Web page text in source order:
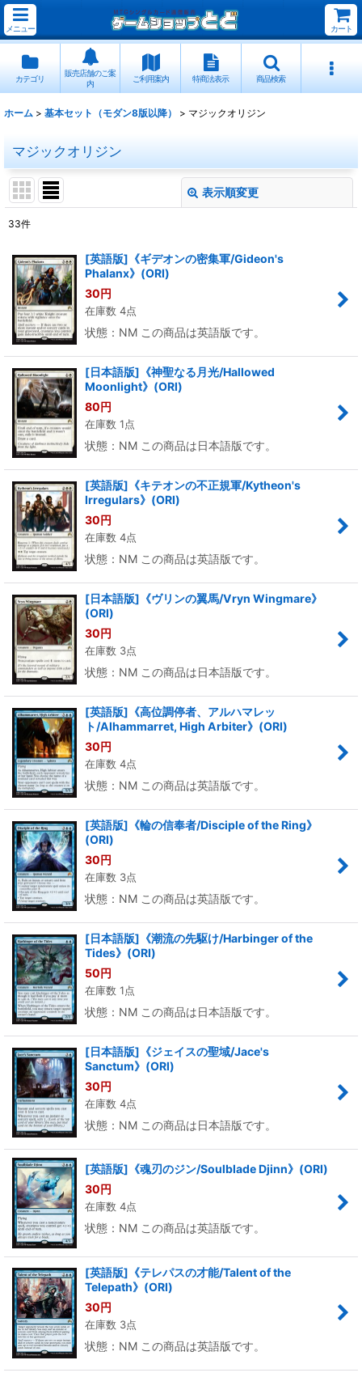
メニュー カート
カテゴリ
販売店舗のご案
内
ご利用案内 特商法表示 商品検索
ホーム > 基本セット（モダン8版以降） > マジックオリジン
マジックオリジン
表示順変更
並び順:
絞り込む
33件
[英語版]《ギデオンの密集軍/Gideon's
Phalanx》(ORI)
30円
在庫数 4点
状態：NM この商品は英語版です。
[日本語版]《神聖なる月光/Hallowed
Moonlight》(ORI)
80円
在庫数 1点
状態：NM この商品は日本語版です。
[英語版]《キテオンの不正規軍/Kytheon's
Irregulars》(ORI)
30円
在庫数 4点
状態：NM この商品は英語版です。
[日本語版]《ヴリンの翼馬/Vryn Wingmare》
(ORI)
30円
在庫数 3点
状態：NM この商品は日本語版です。
[英語版]《高位調停者、アルハマレッ
ト/Alhammarret, High Arbiter》(ORI)
30円
在庫数 4点
状態：NM この商品は英語版です。
[英語版]《輪の信奉者/Disciple of the Ring》
(ORI)
30円
在庫数 3点
状態：NM この商品は英語版です。
[日本語版]《潮流の先駆け/Harbinger of the
Tides》(ORI)
50円
在庫数 1点
状態：NM この商品は日本語版です。
[日本語版]《ジェイスの聖域/Jace's
Sanctum》(ORI)
30円
在庫数 4点
状態：NM この商品は日本語版です。
[英語版]《魂刃のジン/Soulblade Djinn》(ORI)
30円
在庫数 4点
状態：NM この商品は英語版です。
[英語版]《テレパスの才能/Talent of the
Telepath》(ORI)
30円
在庫数 3点
状態：NM この商品は英語版です。